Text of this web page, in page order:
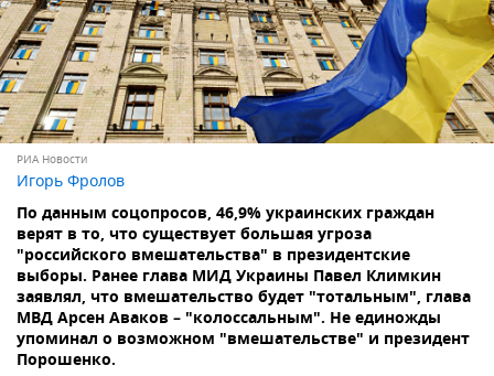
РИА Новости
Игорь Фролов
По данным соцопросов, 46,9% украинских граждан
верят в то, что существует большая угроза
"российского вмешательства" в президентские
выборы. Ранее глава МИД Украины Павел Климкин
заявлял, что вмешательство будет "тотальным", глава
МВД Арсен Аваков – "колоссальным". Не единожды
упоминал о возможном "вмешательстве" и президент
Порошенко.